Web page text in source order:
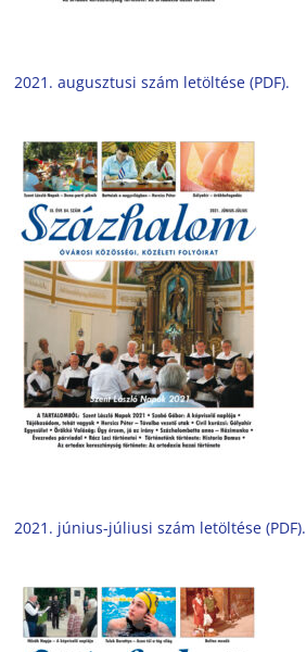
2021. augusztusi szám letöltése (PDF).
2021. június-júliusi szám letöltése (PDF).